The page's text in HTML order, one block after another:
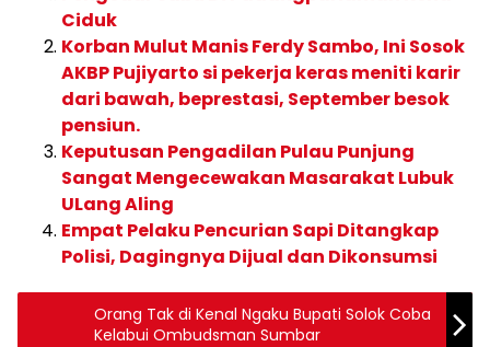
Ciduk
Korban Mulut Manis Ferdy Sambo, Ini Sosok
AKBP Pujiyarto si pekerja keras meniti karir
dari bawah, beprestasi, September besok
pensiun.
Keputusan Pengadilan Pulau Punjung
Sangat Mengecewakan Masarakat Lubuk
ULang Aling
Empat Pelaku Pencurian Sapi Ditangkap
Polisi, Dagingnya Dijual dan Dikonsumsi
Orang Tak di Kenal Ngaku Bupati Solok Coba
Kelabui Ombudsman Sumbar